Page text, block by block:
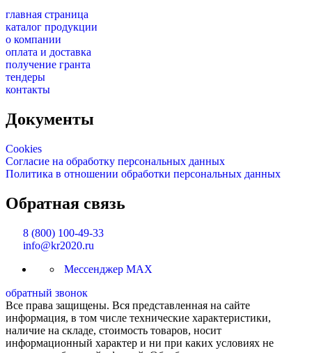
главная страница
каталог продукции
о компании
оплата и доставка
получение гранта
тендеры
контакты
Документы
Cookies
Согласие на обработку персональных данных
Политика в отношении обработки персональных данных
Обратная связь
8 (800) 100-49-33
info@kr2020.ru
Мессенджер MAX
обратный звонок
Все права защищены. Вся представленная на сайте
информация, в том числе технические характеристики,
наличие на складе, стоимость товаров, носит
информационный характер и ни при каких условиях не